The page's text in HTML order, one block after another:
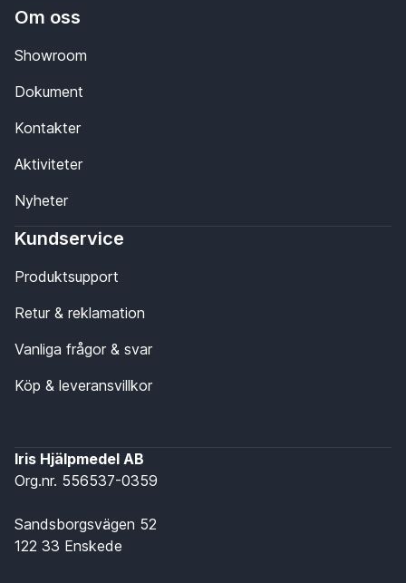
Om oss
Showroom
Dokument
Kontakter
Aktiviteter
Nyheter
Kundservice
Produktsupport
Retur & reklamation
Vanliga frågor & svar
Köp & leveransvillkor
Iris Hjälpmedel AB
Org.nr. 556537-0359
Sandsborgsvägen 52
122 33 Enskede